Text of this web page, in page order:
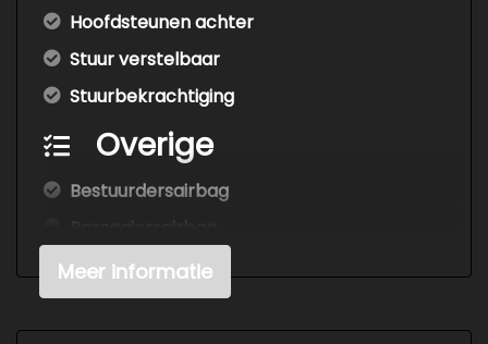
Hoofdsteunen achter
Stuur verstelbaar
Stuurbekrachtiging
Overige
Bestuurdersairbag
Meer informatie